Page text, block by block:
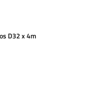
D32 x 4m